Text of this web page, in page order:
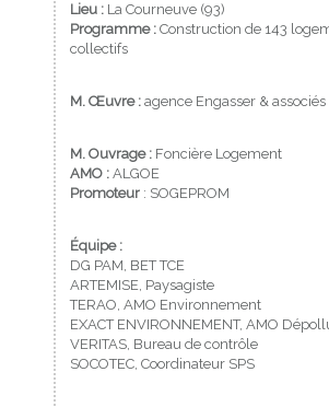
Lieu : La Courneuve (93)
Programme :Construction de 143
collectifs
M. Œuvre :agence Engasser & associés
M. Ouvrage : Foncière Logement
AMO :ALGOE
Promoteur: SOGEPROM
Équipe :
DG PAM, BET TCE
ARTEMISE, Paysagiste
TERAO, AMO Environnement
EXACT ENVIRONNEMENT, AMO
VERITAS, Bureau de contrôle
SOCOTEC, Coordinateur SPS